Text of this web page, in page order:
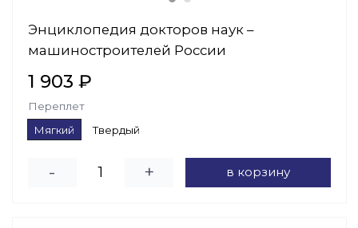
Энциклопедия докторов наук –
машиностроителей России
1 903 ₽
Переплет
Мягкий
Твердый
- + в корзину